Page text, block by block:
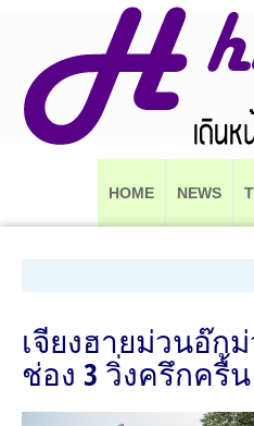
HOME NEWS
เจียงฮายม่วนอ๊ก
ช่อง 3 วิ่งครึกครื้น